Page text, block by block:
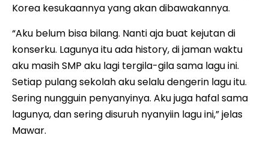
Korea kesukaannya yang akan dibawakannya.
“Aku belum bisa bilang. Nanti aja buat kejutan di
konserku. Lagunya itu ada history, di jaman waktu
aku masih SMP aku lagi tergila-gila sama lagu ini.
Setiap pulang sekolah aku selalu dengerin lagu itu.
Sering nungguin penyanyinya. Aku juga hafal sama
lagunya, dan sering disuruh nyanyiin lagu ini,” jelas
Mawar.